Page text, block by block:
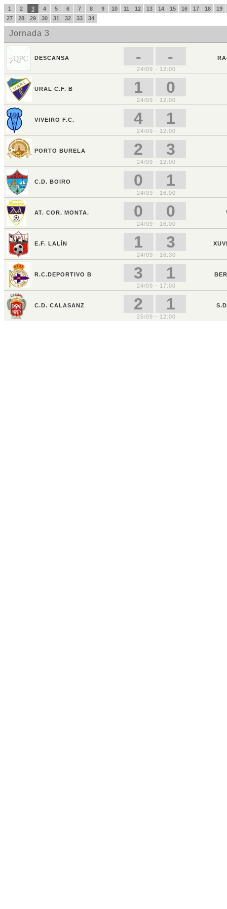
1 2 3 4 5 6 7 8 9 10 11 12 13 14 15 16 17 18
19
27
28 29 30 31 32 33 34
Jornada 3
DESCANSA - -
24/09 - 12:00
URAL C.F. B 1 0
24/09 - 12:00
VIVEIRO F.C. 4 1
24/09 - 12:00
PORTO BURELA 2 3
24/09 - 12:00
C.D. BOIRO 0 1
24/09 - 16:00
AT. COR. MONTA. 0 0
24/09 - 16:00
E.F. LALÍN 1 3
24/09 - 16:30
R.C.DEPORTIVO B 3 1
24/09 - 17:00
C.D. CALASANZ 2 1
25/09 - 12:00